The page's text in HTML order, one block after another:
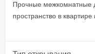
Прочные межкомнатные
пространство в